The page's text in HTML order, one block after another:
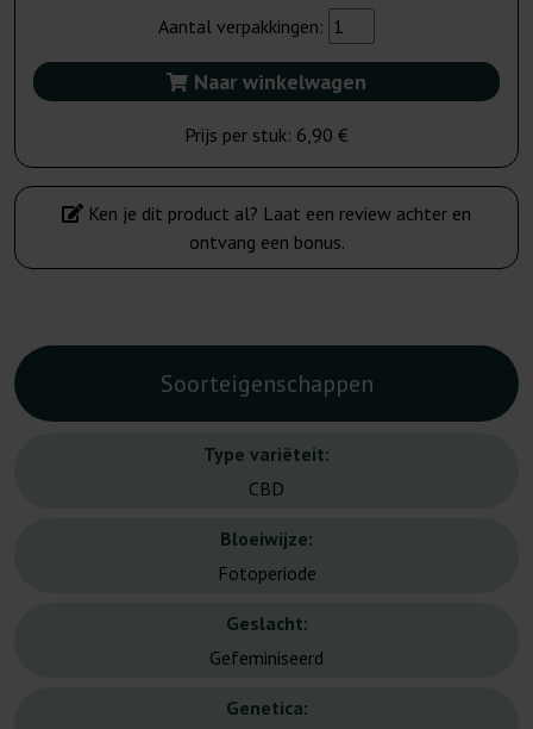
Aantal verpakkingen:
Naar winkelwagen
Prijs per stuk: 6,90 €
Ken je dit product al? Laat een review achter en
ontvang een bonus.
Soorteigenschappen
Type variëteit:
CBD
Bloeiwijze:
Fotoperiode
Geslacht:
Gefeminiseerd
Genetica: